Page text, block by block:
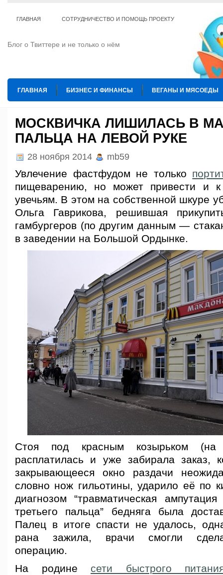
ГЛАВНАЯ СОТРУДНИЧЕСТВО И ПОМОЩЬ ПРОЕКТУ
Блог о Твиттере и не только о нём
ГЛАВНАЯ БИЗНЕС И ФИНАНСЫ ВЕГАНЫ И МЯСОЕДЫ
ТЕ КОГО ПРИРУЧИЛИ ШАХМАТЫ
МОСКВИЧКА ЛИШИЛАСЬ В
ПАЛЬЦА НА ЛЕВОЙ РУКЕ
28 ноября 2014 mb59
Увлечение фастфудом не только
пищеварению, но может привести и
увечьям. В этом на собственной шкуре
Ольга Гаврикова, решившая
гамбургеров (по другим данным —
в заведении на Большой Ордынке.
Стоя под красным козырьком
расплатилась и уже забирала заказ,
закрывающееся окно раздачи
словно нож гильотины, ударило её по
диагнозом “травматическая
третьего пальца” бедняга была
Палец в итоге спасти не удалось,
рана зажила, врачи смогли
операцию.
На родине сети быстрого